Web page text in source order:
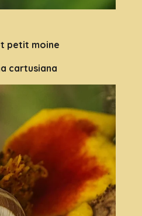
petit moine
cartusiana